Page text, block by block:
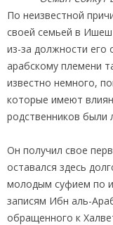
По неизвестной
своей семьей в Ишеш
из-за должности его
арабскому племени
известно немного,
которые имеют
родственников были
Он получил свое
оставался здесь
молодым суфием по
записям Ибн аль-
обращенного к